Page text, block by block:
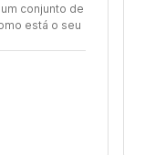
conjunto de
está o seu